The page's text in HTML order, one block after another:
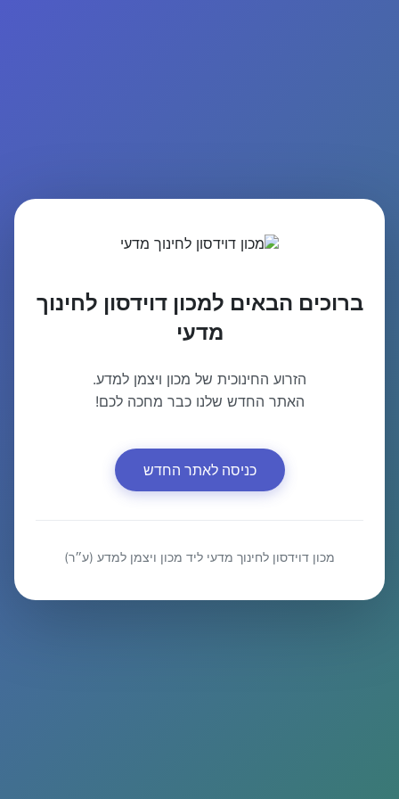
ברוכים הבאים למכון דוידסון לחינוך
מדעי
הזרוע החינוכית של מכון ויצמן למדע.
האתר החדש שלנו כבר מחכה לכם!
כניסה לאתר החדש
מכון דוידסון לחינוך מדעי ליד מכון ויצמן למדע (ע״ר)